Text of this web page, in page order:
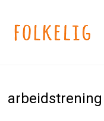
contentFolkelig
samfunnsutfordringer
arbeidstrening